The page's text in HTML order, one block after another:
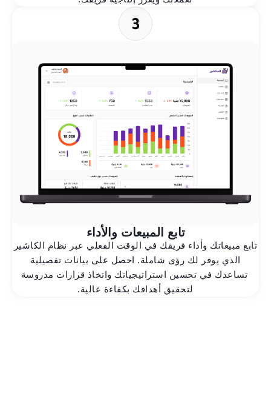
تابع المبيعات والأداء
تابع مبيعاتك وأداء فريقك في الوقت الفعلي عبر نظام الكاشير
الذي يوفر لك رؤى شاملة. احصل على بيانات تفصيلية
تساعدك في تحسين استراتيجياتك واتخاذ قرارات مدروسة
لتحقيق أهدافك بكفاءة عالية.